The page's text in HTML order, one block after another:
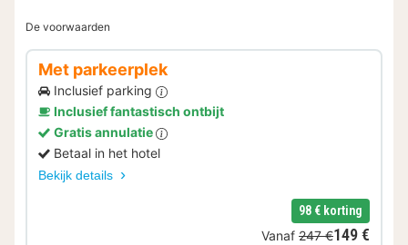
De voorwaarden
Met parkeerplek
Inclusief parking
Inclusief fantastisch ontbijt
Gratis annulatie
Betaal in het hotel
Bekijk details
98 € korting
Vanaf 247 €149 €